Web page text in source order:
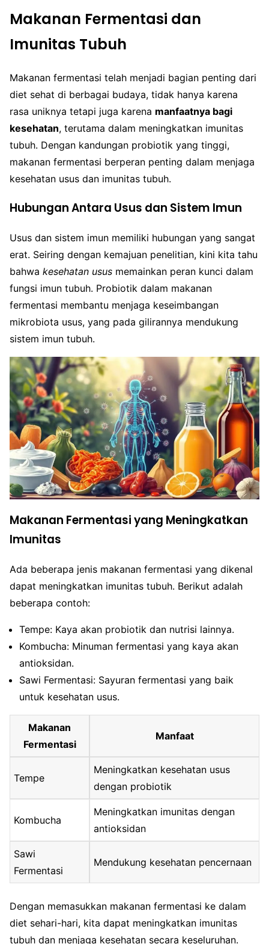
Makanan Fermentasi dan
Imunitas Tubuh
Makanan fermentasi telah menjadi bagian penting dari
diet sehat di berbagai budaya, tidak hanya karena
rasa uniknya tetapi juga karena manfaatnya bagi
kesehatan, terutama dalam meningkatkan imunitas
tubuh. Dengan kandungan probiotik yang tinggi,
makanan fermentasi berperan penting dalam menjaga
kesehatan usus dan imunitas tubuh.
Hubungan Antara Usus dan Sistem Imun
Usus dan sistem imun memiliki hubungan yang sangat
erat. Seiring dengan kemajuan penelitian, kini kita tahu
bahwa kesehatan usus memainkan peran kunci dalam
fungsi imun tubuh. Probiotik dalam makanan
fermentasi membantu menjaga keseimbangan
mikrobiota usus, yang pada gilirannya mendukung
sistem imun tubuh.
Makanan Fermentasi yang Meningkatkan
Imunitas
Ada beberapa jenis makanan fermentasi yang dikenal
dapat meningkatkan imunitas tubuh. Berikut adalah
beberapa contoh:
Tempe: Kaya akan probiotik dan nutrisi lainnya.
Kombucha: Minuman fermentasi yang kaya akan
antioksidan.
Sawi Fermentasi: Sayuran fermentasi yang baik
untuk kesehatan usus.
Makanan
Fermentasi
Manfaat
Tempe
Meningkatkan kesehatan usus
dengan probiotik
Kombucha
Meningkatkan imunitas dengan
antioksidan
Sawi
Fermentasi
Mendukung kesehatan pencernaan
Dengan memasukkan makanan fermentasi ke dalam
diet sehari-hari, kita dapat meningkatkan imunitas
tubuh dan menjaga kesehatan secara keseluruhan.